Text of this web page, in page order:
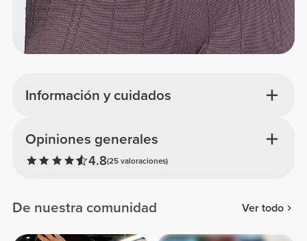
Información y cuidados
Opiniones generales
4.8(25 valoraciones)
De nuestra comunidad Ver todo